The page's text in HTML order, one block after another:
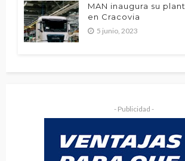
MAN inaugura su
en Cracovia
5 junio, 2023
- Publicidad -